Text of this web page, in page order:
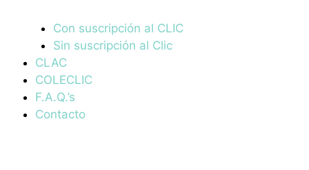
Con suscripción al CLIC
Sin suscripción al Clic
CLAC
COLECLIC
F.A.Q.’s
Contacto